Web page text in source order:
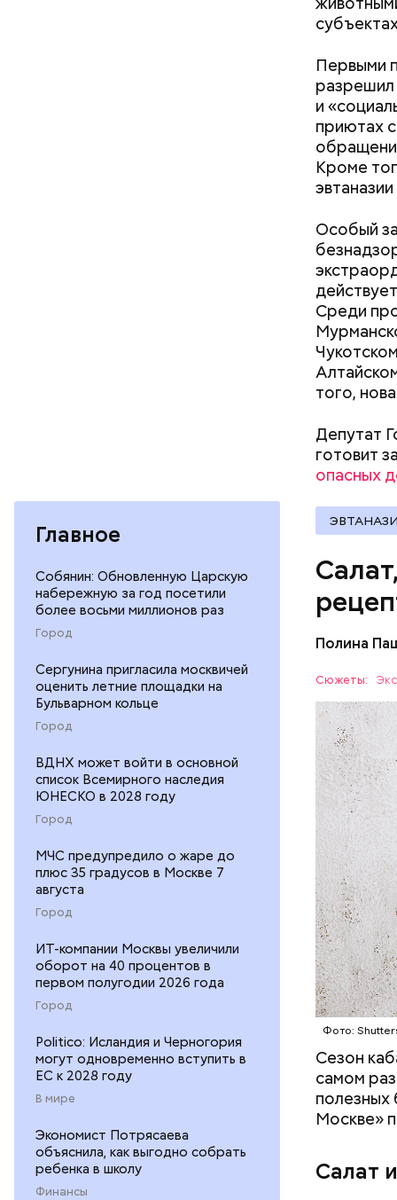
Главное
Собянин: Обновленную Царскую
набережную за год посетили
более восьми миллионов раз
Город
Сергунина пригласила москвичей
оценить летние площадки на
Бульварном кольце
Город
ВДНХ может войти в основной
список Всемирного наследия
ЮНЕСКО в 2028 году
Город
МЧС предупредило о жаре до
плюс 35 градусов в Москве 7
августа
Город
ИТ-компании Москвы увеличили
оборот на 40 процентов в
первом полугодии 2026 года
Город
Politico: Исландия и Черногория
могут одновременно вступить в
ЕС к 2028 году
В мире
Экономист Потрясаева
объяснила, как выгодно собрать
ребенка в школу
Финансы
Первыми
разрешил
и
приютах
Кроме
Особый
Среди
того,
Депутат
готовит
опасных
Полина
Сюжеты:
Фото:
Сезон
самом
полезных
Москве»
Салат
чеснок;
соль.
ЕДА
кожи;
плода.
ряда
— В
Вред